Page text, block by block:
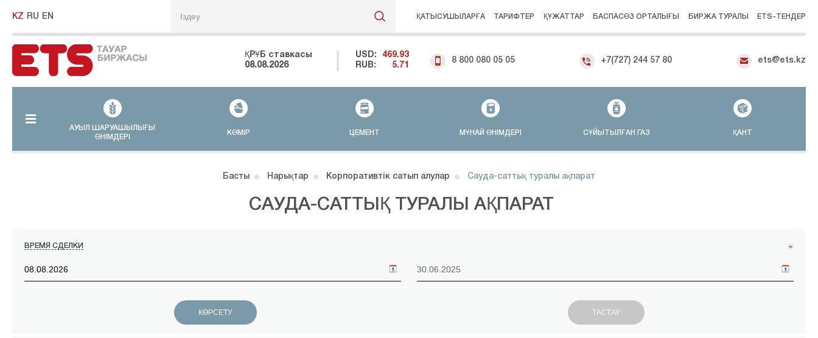
KZ RU EN ҚАТЫСУШЫЛАРҒА ТАРИФТЕР ҚҰЖАТТАР БАСПАСӨЗ ОРТАЛЫҒЫ БИРЖА ТУРАЛЫ ETS-ТЕНДЕР
ҚРҰБ ставкасы
08.08.2026
USD:
469.93
RUB:
5.71
8 800 080 05 05 +7(727) 244 57 80 ets@ets.kz
АУЫЛ ШАРУАШЫЛЫҒЫ
ӨНІМДЕРІ
КӨМІР ЦЕМЕНТ МҰНАЙ ӨНІМДЕРІ СҰЙЫТЫЛҒАН ГАЗ ҚАНТ
Басты Нарықтар Корпоративтік сатып алулар Сауда-саттық туралы ақпарат
САУДА-САТТЫҚ ТУРАЛЫ АҚПАРАТ
ВРЕМЯ СДЕЛКИ